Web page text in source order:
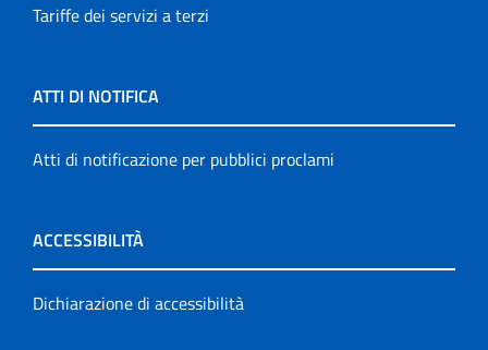
Tariffe dei servizi a terzi
ATTI DI NOTIFICA
Atti di notificazione per pubblici proclami
ACCESSIBILITÀ
Dichiarazione di accessibilità